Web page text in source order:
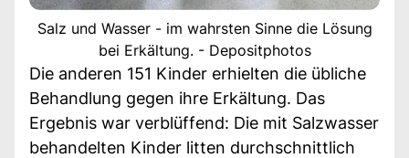
Salz und Wasser - im wahrsten Sinne die Lösung
bei Erkältung. - Depositphotos
Die anderen 151 Kinder erhielten die übliche
Behandlung gegen ihre Erkältung. Das
Ergebnis war verblüffend: Die mit Salzwasser
behandelten Kinder litten durchschnittlich